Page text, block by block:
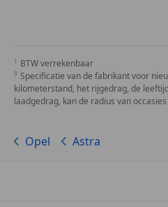
BTW verrekenbaar
Specificatie van de fabrikant voor
kilometerstand, het rijgedrag, de
laadgedrag, kan de radius van
Opel Astra